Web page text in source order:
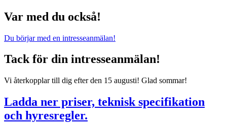
Var med du också!
Du börjar med en intresseanmälan!
Tack för din intresseanmälan!
Vi återkopplar till dig efter den 15 augusti! Glad sommar!
Ladda ner priser, teknisk specifikation
och hyresregler.